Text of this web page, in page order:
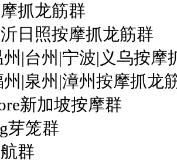
抓龙筋群
日照按摩抓龙筋群
|台州|宁波|义乌按摩
|泉州|漳州按摩抓龙
新加坡按摩群
芽笼群
群